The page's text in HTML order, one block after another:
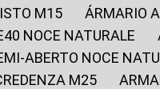
M15
ÁRMARIO
NOCE NATURALE
ABERTO NOCE
M25